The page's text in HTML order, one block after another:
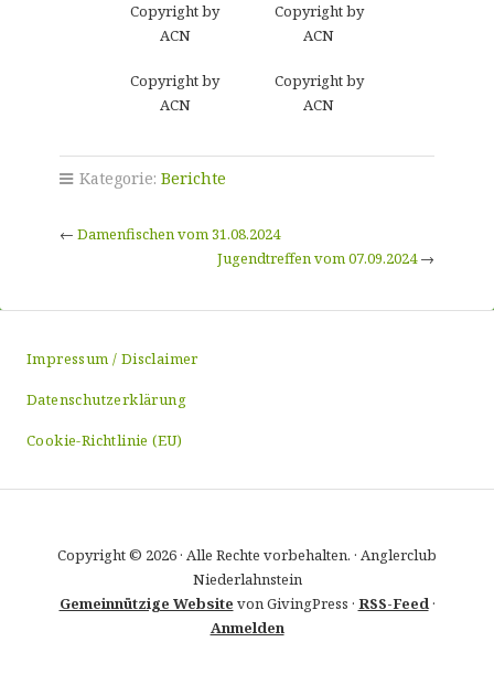
Copyright by
ACN
Copyright by
ACN
Copyright by
ACN
Copyright by
ACN
Kategorie: Berichte
← Damenfischen vom 31.08.2024
Jugendtreffen vom 07.09.2024→
Impressum / Disclaimer
Datenschutzerklärung
Cookie-Richtlinie (EU)
Copyright © 2026 · Alle Rechte vorbehalten. · Anglerclub
Niederlahnstein
Gemeinnützige Website von GivingPress · RSS-Feed·
Anmelden